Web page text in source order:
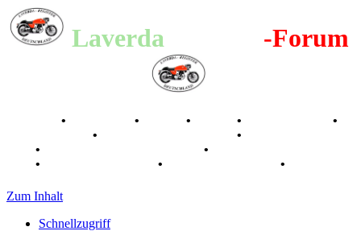
Laverda -Forum
• • • •
•
• •
• •
• • •
Zum Inhalt
Schnellzugriff